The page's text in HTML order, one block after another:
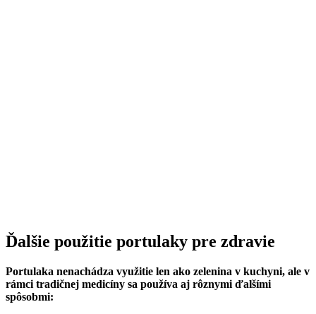
Ďalšie použitie portulaky pre zdravie
Portulaka nenachádza využitie len ako zelenina v kuchyni, ale v
rámci tradičnej medicíny sa používa aj rôznymi ďalšími
spôsobmi: